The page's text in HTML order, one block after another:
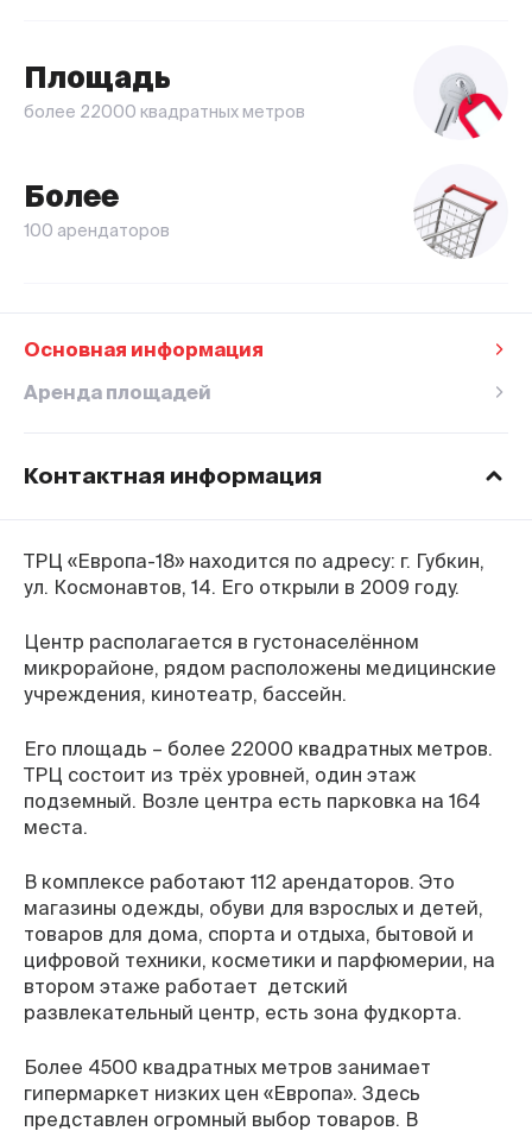
Площадь
более 22000 квадратных метров
Более
100 арендаторов
Основная информация
Аренда площадей
Контактная информация
Пн–Всс 8:30 до 22:00
Горячяя линия
8-800-770-76-27
г. Губкин, улица Космонавтов, 14
Оставить отзыв
ТРЦ «Европа-18» находится по адресу: г. Губкин,
ул. Космонавтов, 14. Его открыли в 2009 году.
Центр располагается в густонаселённом
микрорайоне, рядом расположены медицинские
учреждения, кинотеатр, бассейн.
Его площадь – более 22000 квадратных метров.
ТРЦ состоит из трёх уровней, один этаж
подземный. Возле центра есть парковка на 164
места.
В комплексе работают 112 арендаторов. Это
магазины одежды, обуви для взрослых и детей,
товаров для дома, спорта и отдыха, бытовой и
цифровой техники, косметики и парфюмерии, на
втором этаже работает детский
развлекательный центр, есть зона фудкорта.
Более 4500 квадратных метров занимает
гипермаркет низких цен «Европа». Здесь
представлен огромный выбор товаров. В